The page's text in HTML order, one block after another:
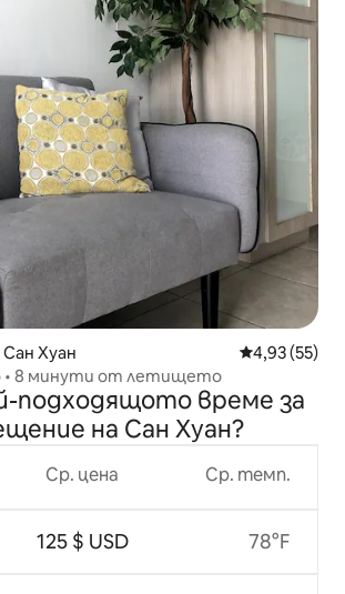
Хуан Средна
4,93 (55)
• 8 минути от летището
подходящото време за
на Сан Хуан?
Ср. цена
125 $ USD
Ср. темп.
78°F